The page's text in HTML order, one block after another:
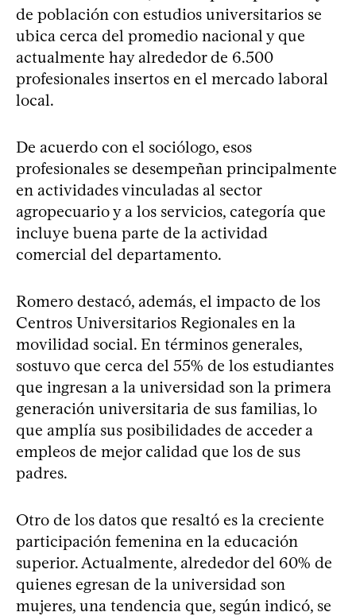
de población con estudios universitarios se
ubica cerca del promedio nacional y que
actualmente hay alrededor de 6.500
profesionales insertos en el mercado laboral
local.
De acuerdo con el sociólogo, esos
profesionales se desempeñan principalmente
en actividades vinculadas al sector
agropecuario y a los servicios, categoría que
incluye buena parte de la actividad
comercial del departamento.
Romero destacó, además, el impacto de los
Centros Universitarios Regionales en la
movilidad social. En términos generales,
sostuvo que cerca del 55% de los estudiantes
que ingresan a la universidad son la primera
generación universitaria de sus familias, lo
que amplía sus posibilidades de acceder a
empleos de mejor calidad que los de sus
padres.
Otro de los datos que resaltó es la creciente
participación femenina en la educación
superior. Actualmente, alrededor del 60% de
quienes egresan de la universidad son
mujeres, una tendencia que, según indicó, se